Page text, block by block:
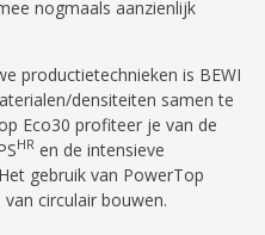
nogmaals aanzienlijk
productietechnieken is BEWI
densiteiten samen te
Eco30 profiteer je van de
HRen de intensieve
gebruik van PowerTop
circulair bouwen.